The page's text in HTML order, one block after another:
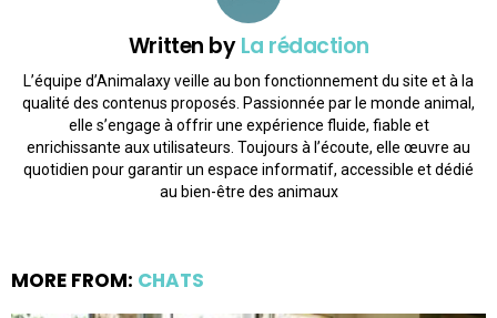
Written byLa rédaction
L’équipe d’Animalaxy veille au bon fonctionnement du site et à la
qualité des contenus proposés. Passionnée par le monde animal,
elle s’engage à offrir une expérience fluide, fiable et
enrichissante aux utilisateurs. Toujours à l’écoute, elle œuvre au
quotidien pour garantir un espace informatif, accessible et dédié
au bien-être des animaux
MORE FROM: CHATS